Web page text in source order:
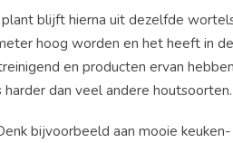
blijft hierna uit dezelfde
hoog worden en het heeft in
en producten ervan
dan veel andere houtsoorten.
bijvoorbeeld aan mooie